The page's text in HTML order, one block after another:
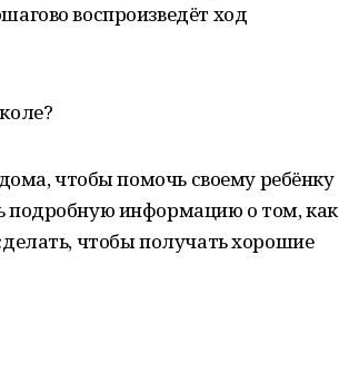
воспроизведёт ход
чтобы помочь своему ребёнку
подробную информацию о том, как
чтобы получать хорошие